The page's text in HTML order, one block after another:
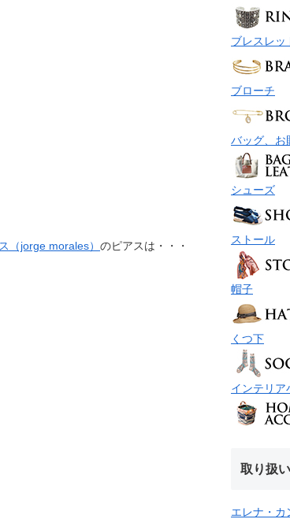
（jorge morales） のピアスは・・・
ブレスレッ
ブローチ
バッグ、お
シューズ
ストール
帽子
くつ下
インテリア
取り扱
エレナ・カ